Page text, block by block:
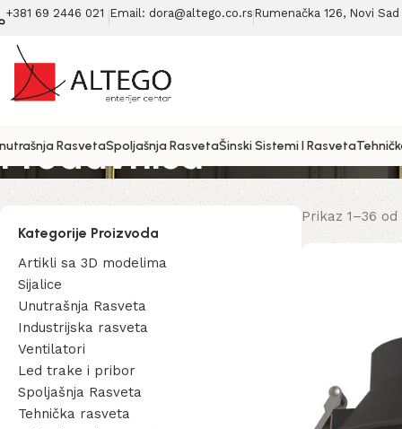
+381 69 2446 021 Email: dora@altego.co.rs Rumenačka 126, Novi
RasvetaSpoljašnja RasvetaŠinski Sistemi I Rasveta
Prodavnica
Kategorije Proizvoda
Artikli sa 3D modelima
Sijalice
Unutrašnja Rasveta
Industrijska rasveta
Ventilatori
Led trake i pribor
Spoljašnja Rasveta
Tehnička rasveta
Prikaz 1–36